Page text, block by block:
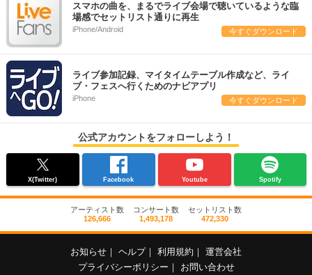
スマホの曲を、まるでライブ会場で聴いているような臨
場感でセットリスト通りに再生
iPhone/Android 今すぐダウンロード
ライブ参加記録、マイタイムテーブル作成など、ライ
ブ・フェスへ行くためのナビアプリ
iPhone 今すぐダウンロード
公式アカウントをフォローしよう！
X(Twitter) Facebook Youtube Spotify
アーティスト数
126,666
コンサート数
1,493,178
セットリスト数
472,330
お知らせ ヘルプ 利用規約
運営会社
プライバシーポリシー
お問い合わせ